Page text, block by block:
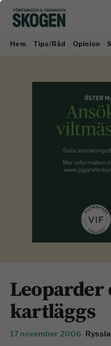
Hem Tips/Råd Opinion
kartläggs
17 november 2006